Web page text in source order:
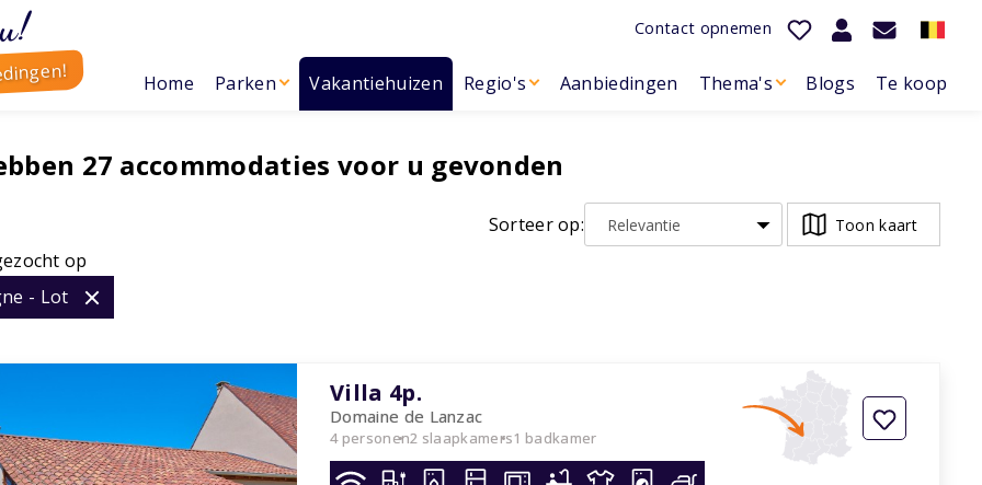
Contact opnemen
Home Parken Vakantiehuizen Regio's Aanbiedingen Thema's Blogs Te koop
27 accommodaties voor u gevonden
Sorteer op: Toon kaart
op
- Lot
Villa 4p.
Domaine de Lanzac
4 personen2 slaapkamers1 badkamer